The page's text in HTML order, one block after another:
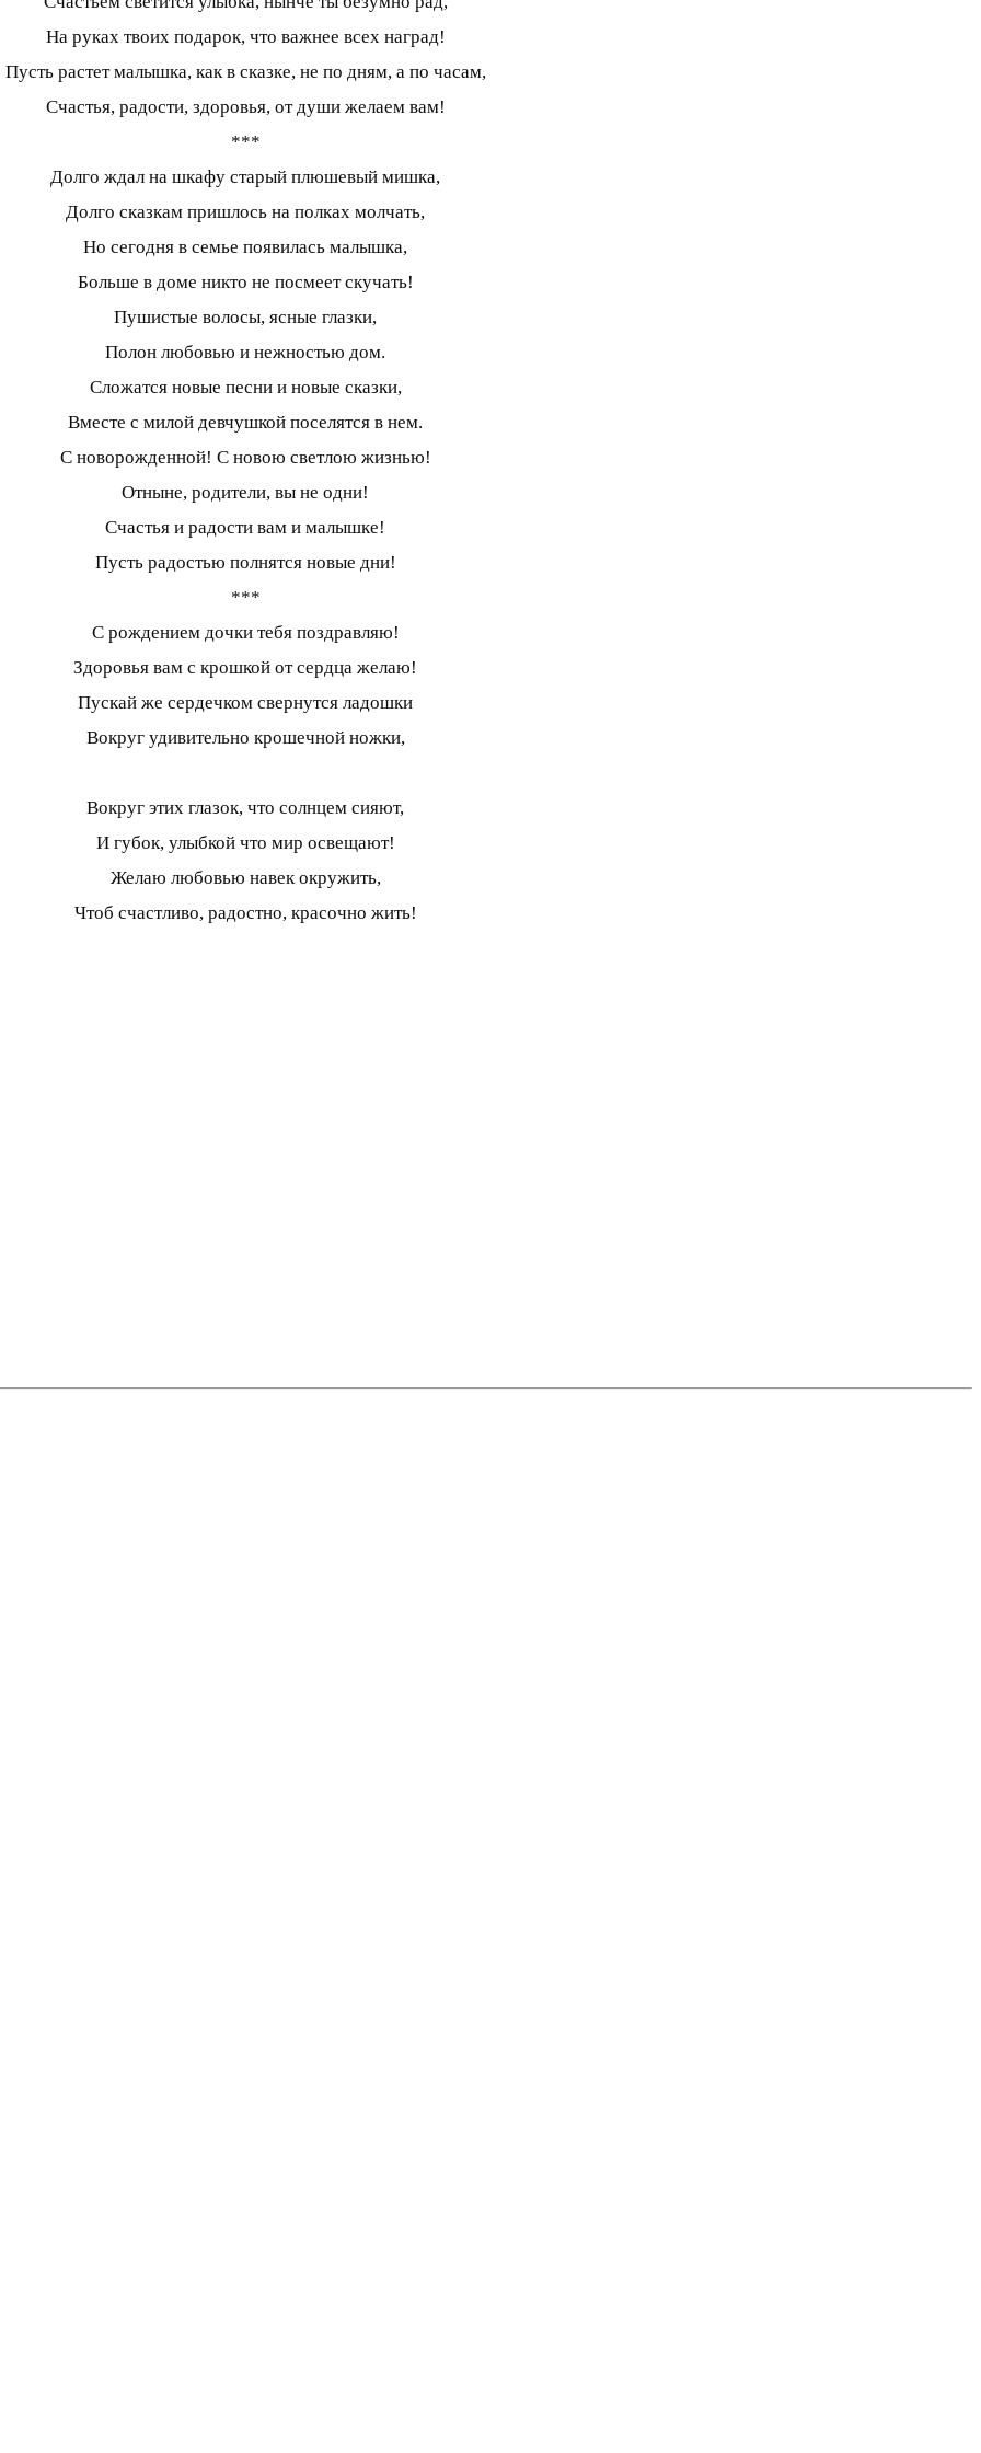
На руках твоих подарок, что важнее всех наград!
Пусть растет малышка, как в сказке, не по дням, а по часам,
Счастья, радости, здоровья, от души желаем вам!
***
Долго ждал на шкафу старый плюшевый мишка,
Долго сказкам пришлось на полках молчать,
Но сегодня в семье появилась малышка,
Больше в доме никто не посмеет скучать!
Пушистые волосы, ясные глазки,
Полон любовью и нежностью дом.
Сложатся новые песни и новые сказки,
Вместе с милой девчушкой поселятся в нем.
С новорожденной! С новою светлою жизнью!
Отныне, родители, вы не одни!
Счастья и радости вам и малышке!
Пусть радостью полнятся новые дни!
***
С рождением дочки тебя поздравляю!
Здоровья вам с крошкой от сердца желаю!
Пускай же сердечком свернутся ладошки
Вокруг удивительно крошечной ножки,
Вокруг этих глазок, что солнцем сияют,
И губок, улыбкой что мир освещают!
Желаю любовью навек окружить,
Чтоб счастливо, радостно, красочно жить!